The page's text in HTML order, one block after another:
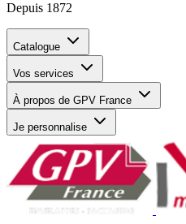
Depuis 1872
Catalogue
Vos services
À propos de GPV France
Je personnalise